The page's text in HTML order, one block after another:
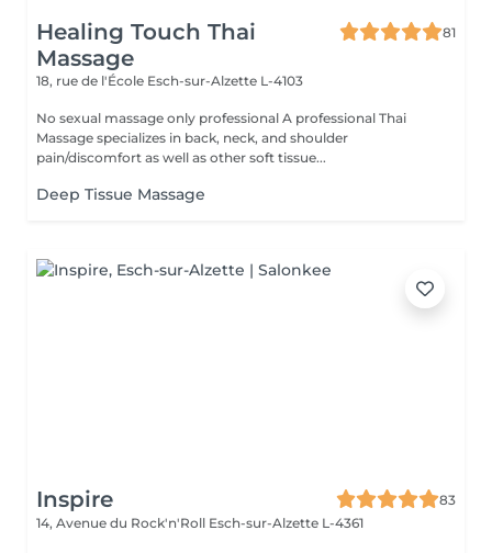
Healing Touch Thai
Massage
81
18, rue de l'École Esch-sur-Alzette L-4103
No sexual massage only professional A professional Thai
Massage specializes in back, neck, and shoulder
pain/discomfort as well as other soft tissue...
Deep Tissue Massage
Inspire
83
14, Avenue du Rock'n'Roll Esch-sur-Alzette L-4361